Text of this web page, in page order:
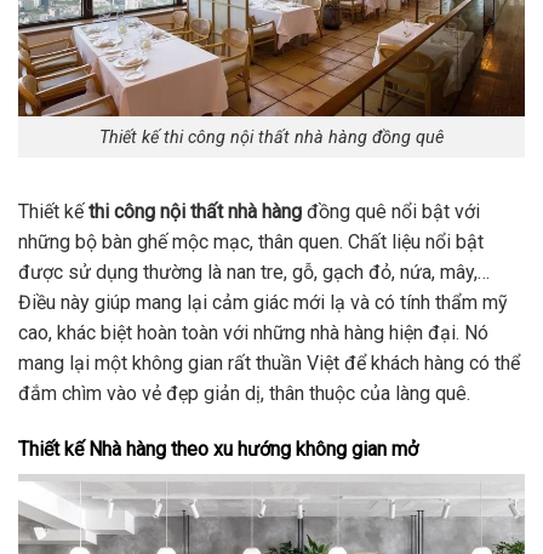
Thiết kế thi công nội thất nhà hàng đồng quê
Thiết kếthi công nội thất nhà hàng đồng quê nổi bật với
những bộ bàn ghế mộc mạc, thân quen. Chất liệu nổi bật
được sử dụng thường là nan tre, gỗ, gạch đỏ, nứa, mây,…
Điều này giúp mang lại cảm giác mới lạ và có tính thẩm mỹ
cao, khác biệt hoàn toàn với những nhà hàng hiện đại. Nó
mang lại một không gian rất thuần Việt để khách hàng có thể
đắm chìm vào vẻ đẹp giản dị, thân thuộc của làng quê.
Thiết kế Nhà hàng theo xu hướng không gian mở